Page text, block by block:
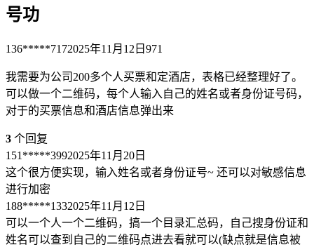
号功
136*****7172025年11月12日 971
我需要为公司200多个人买票和定酒店，表格已经整理好了。
可以做一个二维码，每个人输入自己的姓名或者身份证号码，
对于的买票信息和酒店信息弹出来
3 个回复
151*****3992025年11月20日
这个很方便实现，输入姓名或者身份证号~ 还可以对敏感信息
进行加密
188*****1332025年11月12日
可以一个人一个二维码，搞一个目录汇总码，自己搜身份证和
姓名可以查到自己的二维码点进去看就可以(缺点就是信息被